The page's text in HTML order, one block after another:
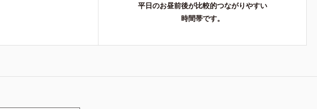
平日のお昼前後が比較的つながりやすい
時間帯です。